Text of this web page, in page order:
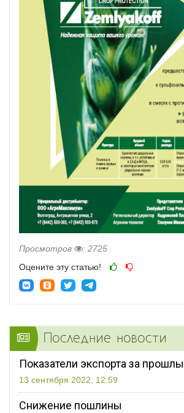
Просмотров
: 2725
Оцените эту статью!
Последние новости
Показатели экспорта за
13 сентября 2022, 12:59
Снижение пошлины